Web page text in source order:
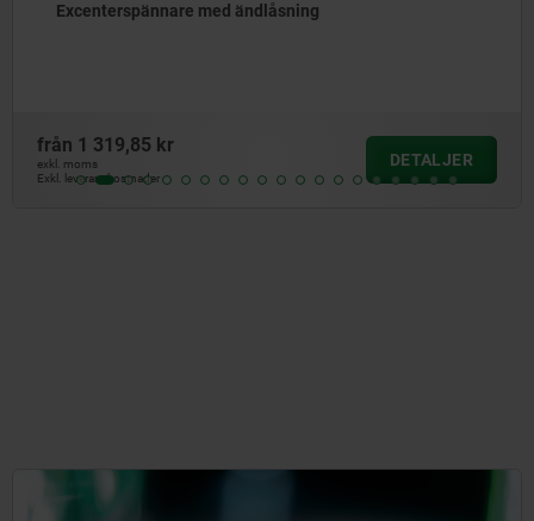
ändlåsning
från
exkl. moms
Exkl. leveranskostnader